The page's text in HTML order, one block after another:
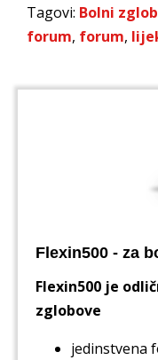
Tagovi: Bolni
forum, forum,
Flexin500 - za
Flexin500 je
zglobove
jedinstvena